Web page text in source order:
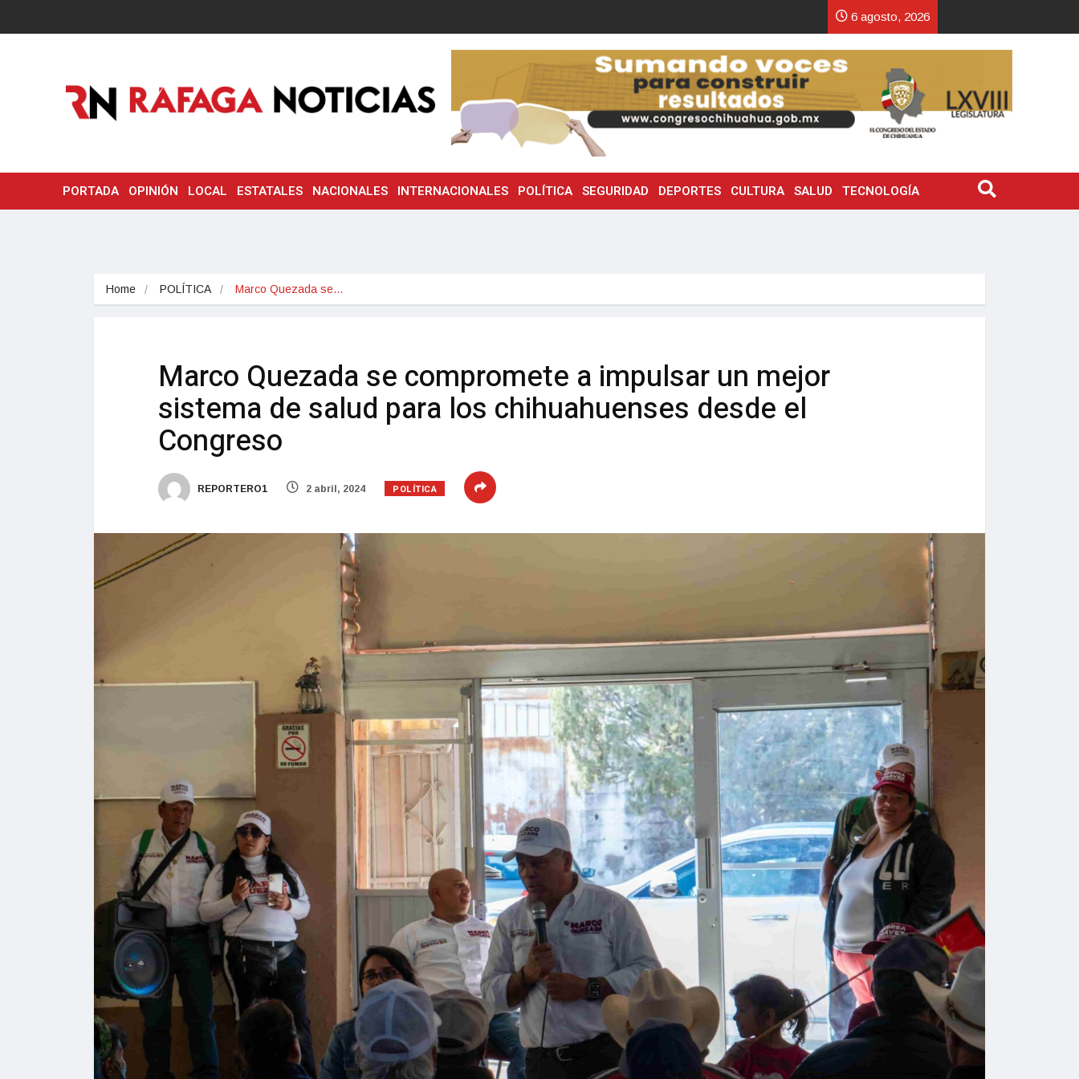
6 agosto, 2026
PORTADA OPINIÓN LOCAL ESTATALES NACIONALES INTERNACIONALES POLÍTICA SEGURIDAD DEPORTES CULTURA SALUD TECNOLOGÍA
Home POLÍTICA Marco Quezada se…
Marco Quezada se compromete a impulsar un mejor
sistema de salud para los chihuahuenses desde el
Congreso
REPORTERO1 2 abril, 2024 POLÍTICA